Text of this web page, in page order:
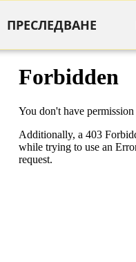
ПРЕСЛЕДВАНЕ